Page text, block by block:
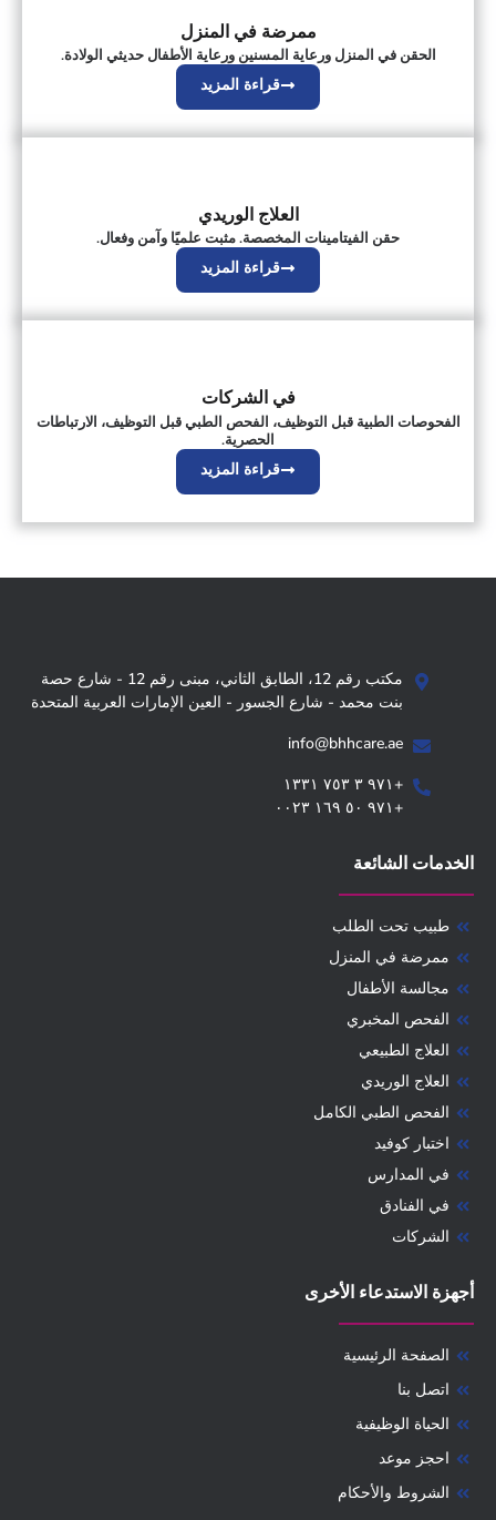
ممرضة في المنزل
الحقن في المنزل ورعاية المسنين ورعاية الأطفال حديثي الولادة.
قراءة المزيد
العلاج الوريدي
حقن الفيتامينات المخصصة. مثبت علميًا وآمن وفعال.
قراءة المزيد
في الشركات
الفحوصات الطبية قبل التوظيف، الفحص الطبي قبل التوظيف، الارتباطات
الحصرية.
قراءة المزيد
مكتب رقم 12، الطابق الثاني، مبنى رقم 12 - شارع حصة
بنت محمد - شارع الجسور - العين الإمارات العربية المتحدة
info@bhhcare.ae
+۹۷۱ ۳ ۷٥۳ ۱۳۳۱
+۹۷۱ ٥۰ ۱٦۹ ۰۰۲۳
الخدمات الشائعة
طبيب تحت الطلب
ممرضة في المنزل
مجالسة الأطفال
الفحص المخبري
العلاج الطبيعي
العلاج الوريدي
الفحص الطبي الكامل
اختبار كوفيد
في المدارس
في الفنادق
الشركات
أجهزة الاستدعاء الأخرى
الصفحة الرئيسية
اتصل بنا
الحياة الوظيفية
احجز موعد
الشروط والأحكام